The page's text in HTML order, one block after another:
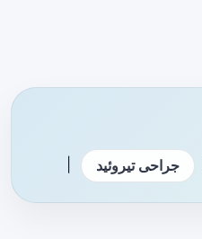
جراحی تیروئید